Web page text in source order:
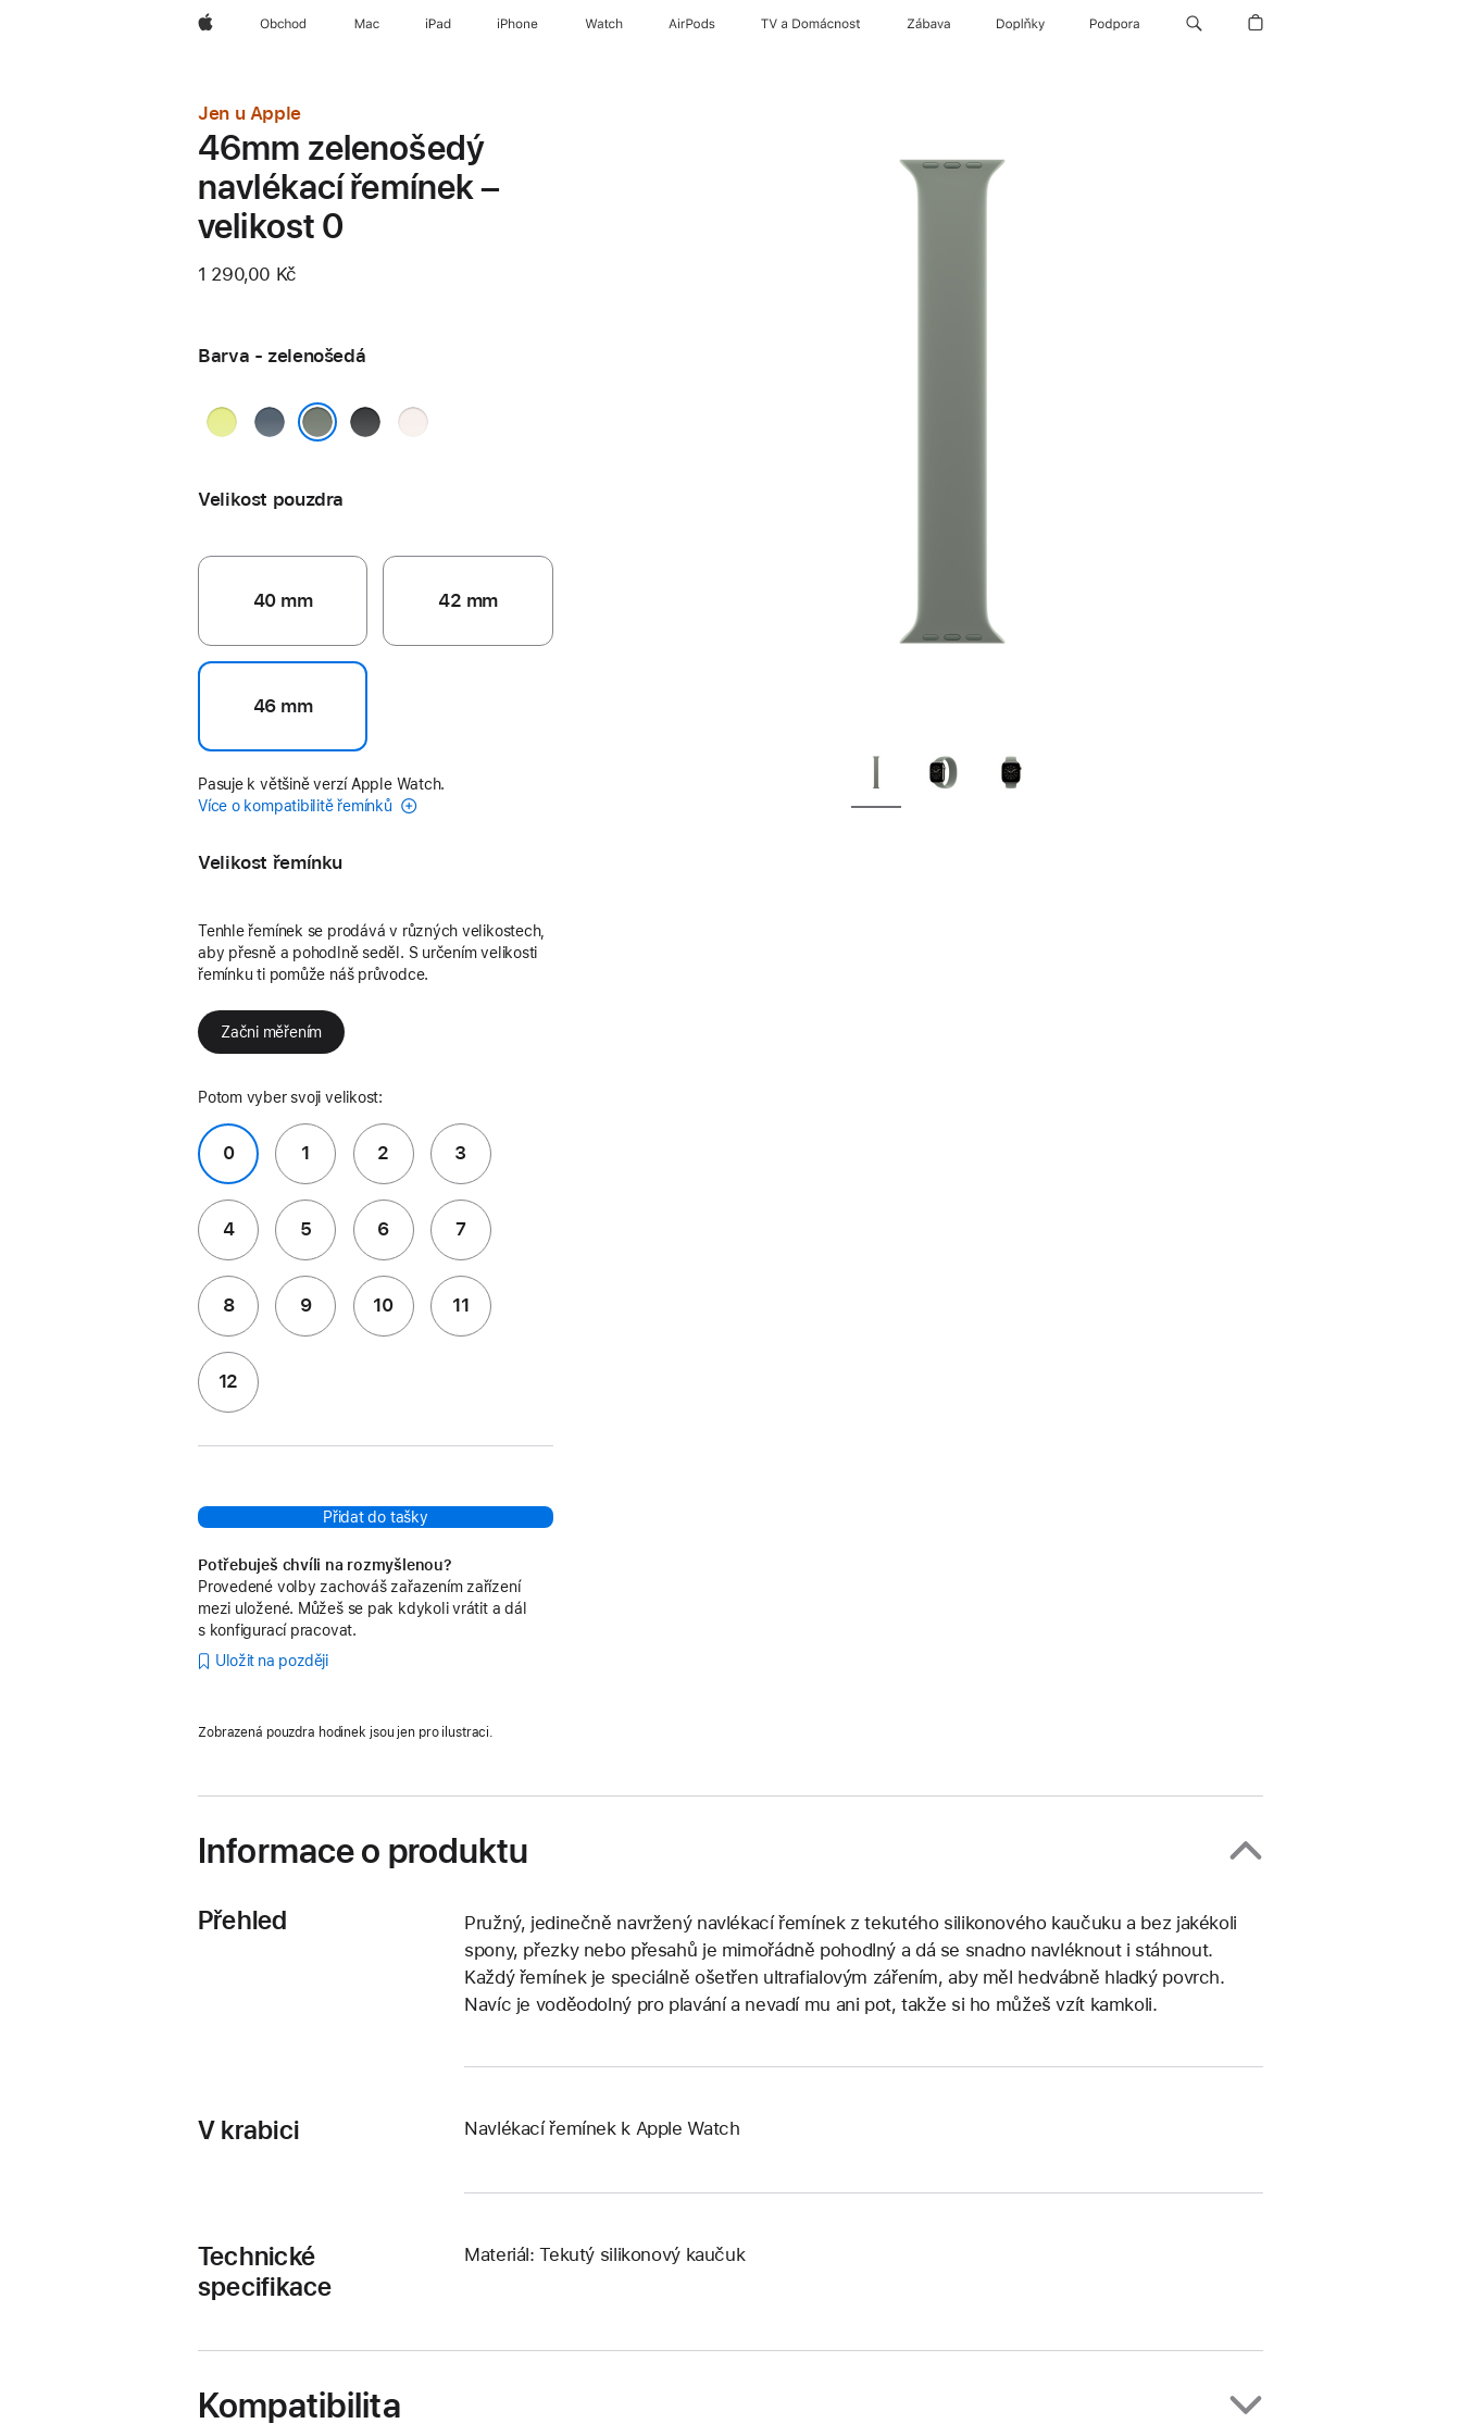
AppleObchod Mac iPad iPhone Watch AirPods TV a Domácnost Zábava Doplňky Podpora
Jen u Apple
46mm zelenošedý
navlékací řemínek –
velikost 0
1 290,00 Kč
Barva - zelenošedá
neonověocelově
černá světle
Velikost pouzdra
40 mm 42 mm
46 mm
Pasuje k většině verzí Apple Watch.
Více o kompatibilitě řemínků
Velikost řemínku
Tenhle řemínek se prodává v různých velikostech,
aby přesně a pohodlně seděl. S určením velikosti
řemínku ti pomůže náš průvodce.
Začni měřením
Potom vyber svoji velikost:
0 1 2 3
4 5 6 7
8 9 10 11
12
Přidat do tašky
Potřebuješ chvíli na rozmyšlenou?
Provedené volby zachováš zařazením zařízení
mezi uložené. Můžeš se pak kdykoli vrátit a dál
s konfigurací pracovat.
Uložit na později
Zobrazená pouzdra hodinek jsou jen pro ilustraci.
Informace o produktu
Přehled
Pružný, jedinečně navržený navlékací řemínek z tekutého silikonového kaučuku a bez jakékoli
spony, přezky nebo přesahů je mimořádně pohodlný a dá se snadno navléknout i stáhnout.
Každý řemínek je speciálně ošetřen ultrafialovým zářením, aby měl hedvábně hladký povrch.
Navíc je voděodolný pro plavání a nevadí mu ani pot, takže si ho můžeš vzít kamkoli.
V krabici Navlékací řemínek k Apple Watch
Technické
specifikace
Materiál: Tekutý silikonový kaučuk
Kompatibilita